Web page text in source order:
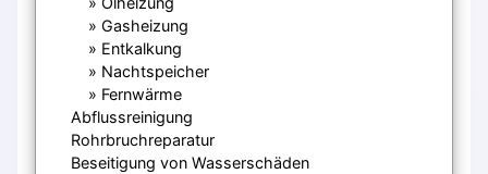
Gasheizung
Entkalkung
Nachtspeicher
Fernwärme
Abflussreinigung
Rohrbruchreparatur
Beseitigung von Wasserschäden